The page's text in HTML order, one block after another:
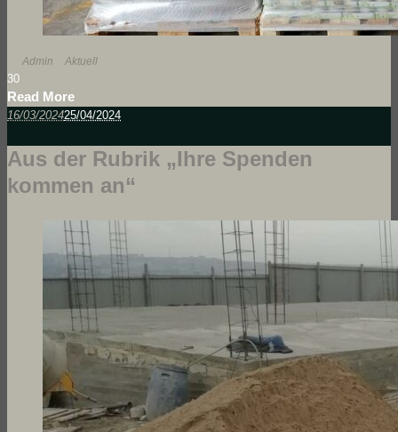
Admin Aktuell
30
Read More
16/03/202425/04/2024
Aus der Rubrik „Ihre Spenden
kommen an“